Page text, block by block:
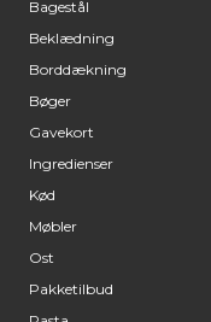
Bagestål
Beklædning
Borddækning
Bøger
Gavekort
Ingredienser
Kød
Møbler
Ost
Pakketilbud